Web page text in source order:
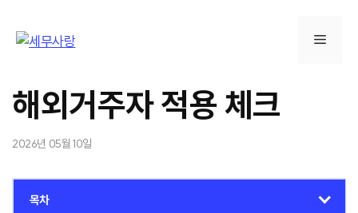
메
해외거주자 적용 체크
2026년 05월 10일
목차